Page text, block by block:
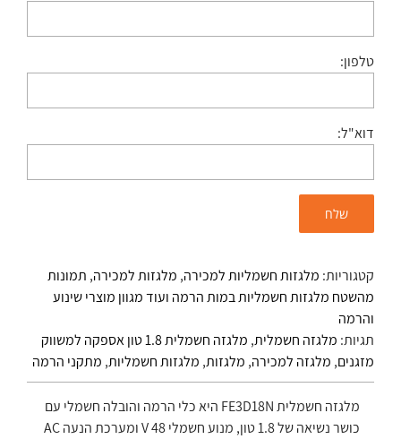
טלפון:
דוא"ל:
קטגוריות: מלגזות חשמליות למכירה, מלגזות למכירה, תמונות
מהשטח מלגזות חשמליות במות הרמה ועוד מגוון מוצרי שינוע
והרמה
תגיות: מלגזה חשמלית,
מלגזה חשמלית 1.8 טון אספקה למשווק
מזגנים, מלגזה למכירה, מלגזות, מלגזות חשמליות, מתקני הרמה
מלגזה חשמלית FE3D18N היא כלי הרמה והובלה חשמלי עם
כושר נשיאה של 1.8 טון, מנוע חשמלי 48 V ומערכת הנעה AC